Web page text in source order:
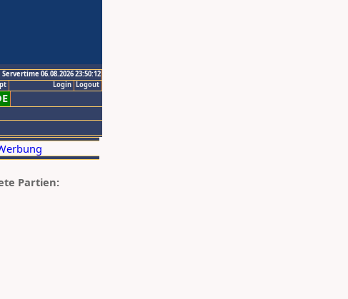
Servertime 06.08.2026 23:50:12
Logout
Login
Partien: